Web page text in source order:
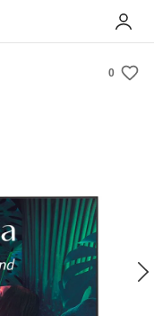
我的
0
s